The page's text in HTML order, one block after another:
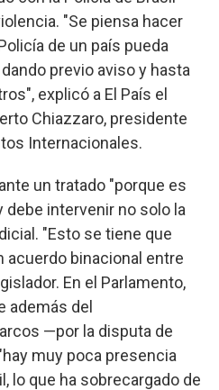
"Se piensa hacer
de un país pueda
previo aviso y hasta
explicó a El País el
Chiazzaro, presidente
Internacionales.
un tratado "porque es
debe intervenir no solo la
"Esto se tiene que
acuerdo binacional entre
En el Parlamento,
además del
—por la disputa de
muy poca presencia
lo que ha sobrecargado de